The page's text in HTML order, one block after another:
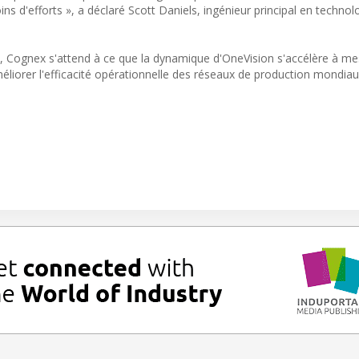
d'efforts », a déclaré Scott Daniels, ingénieur principal en
s'attend à ce que la dynamique d'OneVision s'accélère à
l'efficacité opérationnelle des réseaux de production